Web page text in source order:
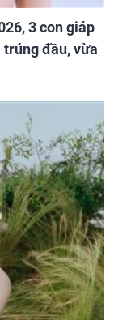
3 con giáp
trúng đầu, vừa